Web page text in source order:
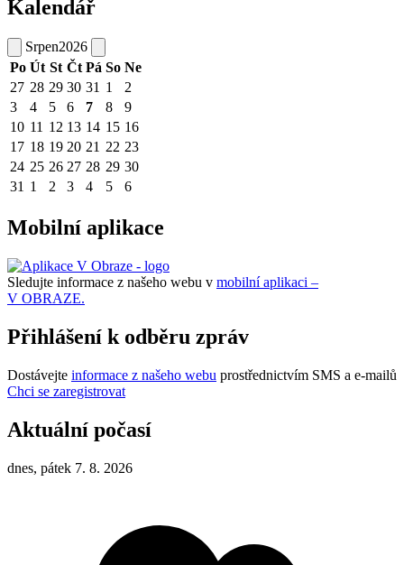
Kalendář
Srpen2026
Po Út St Čt Pá So Ne
27 28 29 30 31 1
2
3
4 5 6 7 8
9
10 11 12 13 14 15 16
17 18 19 20 21 22 23
24 25 26 27 28 29 30
31 1 2 3 4 5 6
Mobilní aplikace
Sledujte informace z našeho webu v mobilní aplikaci –
V OBRAZE.
Přihlášení k odběru zpráv
Dostávejte informace z našeho webu prostřednictvím SMS a e-mailů
Chci se zaregistrovat
Aktuální počasí
dnes, pátek 7. 8. 2026